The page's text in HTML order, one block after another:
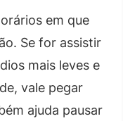
em que
Se for assistir
mais leves e
vale pegar
ajuda pausar